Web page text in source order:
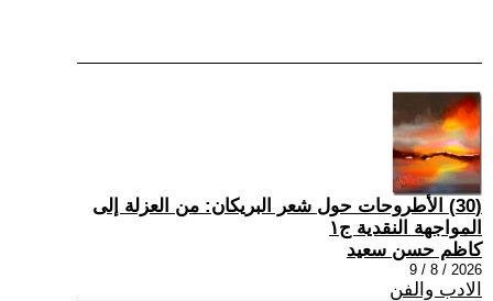
(30) الأطروحات حول شعر البريكان: من العزلة إلى
المواجهة النقدية ج١
كاظم حسن سعيد
2026 / 8 / 9
الادب والفن